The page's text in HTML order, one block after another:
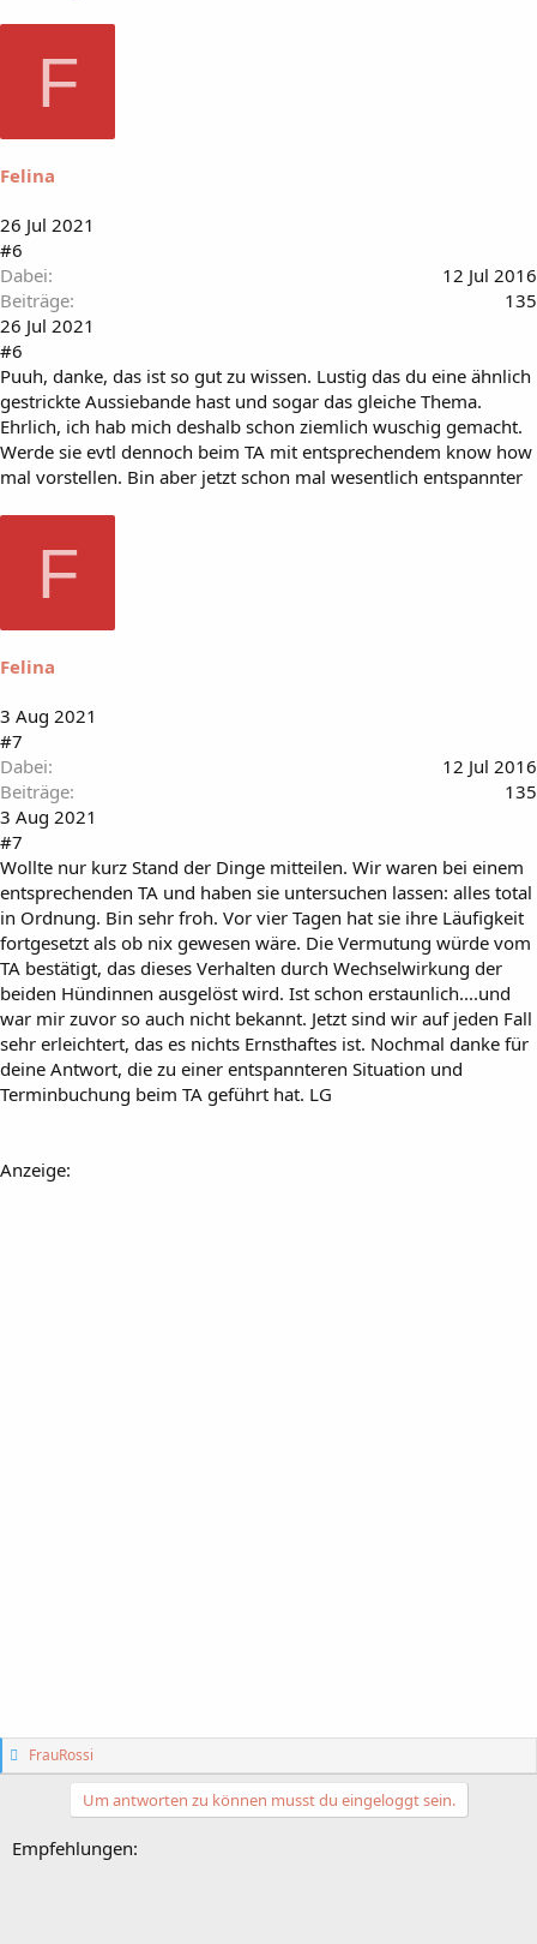
F
Felina
26 Jul 2021
#6
Dabei
12 Jul 2016
Beiträge
135
26 Jul 2021
#6
Puuh, danke, das ist so gut zu wissen. Lustig das du eine ähnlich
gestrickte Aussiebande hast und sogar das gleiche Thema.
Ehrlich, ich hab mich deshalb schon ziemlich wuschig gemacht.
Werde sie evtl dennoch beim TA mit entsprechendem know how
mal vorstellen. Bin aber jetzt schon mal wesentlich entspannter
F
Felina
3 Aug 2021
#7
Dabei
12 Jul 2016
Beiträge
135
3 Aug 2021
#7
Wollte nur kurz Stand der Dinge mitteilen. Wir waren bei einem
entsprechenden TA und haben sie untersuchen lassen: alles total
in Ordnung. Bin sehr froh. Vor vier Tagen hat sie ihre Läufigkeit
fortgesetzt als ob nix gewesen wäre. Die Vermutung würde vom
TA bestätigt, das dieses Verhalten durch Wechselwirkung der
beiden Hündinnen ausgelöst wird. Ist schon erstaunlich....und
war mir zuvor so auch nicht bekannt. Jetzt sind wir auf jeden Fall
sehr erleichtert, das es nichts Ernsthaftes ist. Nochmal danke für
deine Antwort, die zu einer entspannteren Situation und
Terminbuchung beim TA geführt hat. LG
Anzeige:
G
e
l
FrauRossi
Um antworten zu können musst du eingeloggt sein.
Empfehlungen: